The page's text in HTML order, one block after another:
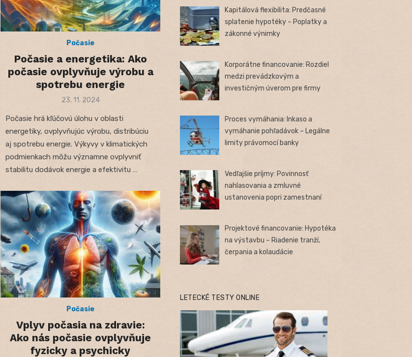
Počasie
Počasie a energetika: Ako
počasie ovplyvňuje výrobu a
spotrebu energie
Posted
23. 11. 2024
Počasie hrá kľúčovú úlohu v oblasti
energetiky, ovplyvňujúc výrobu, distribúciu
aj spotrebu energie. Výkyvy v klimatických
podmienkach môžu významne ovplyvniť
stabilitu dodávok energie a efektivitu …
Počasie
Vplyv počasia na zdravie:
Ako nás počasie ovplyvňuje
fyzicky a psychicky
Kapitálová flexibilita: Predčasné
splatenie hypotéky – Poplatky a
zákonné výnimky
Korporátne financovanie: Rozdiel
medzi prevádzkovým a
investičným úverom pre firmy
Proces vymáhania: Inkaso a
vymáhanie pohľadávok – Legálne
limity právomocí banky
Vedľajšie príjmy: Povinnosť
nahlasovania a zmluvné
ustanovenia popri zamestnaní
Projektové financovanie: Hypotéka
na výstavbu – Riadenie tranží,
čerpania a kolaudácie
LETECKÉ TESTY ONLINE